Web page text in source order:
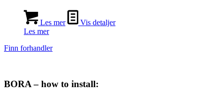
Les mer
Vis detaljer
Les mer
Finn forhandler
BORA – how to install: